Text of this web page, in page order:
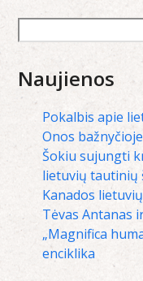
Naujienos
Pokalbis apie
Onos bažnyčioje
Šokiu sujungti
lietuvių tautinių
Kanados
Tėvas Antanas
„Magnifica
enciklika